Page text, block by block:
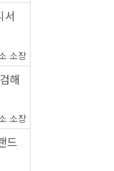
서
소장
해
소장
드